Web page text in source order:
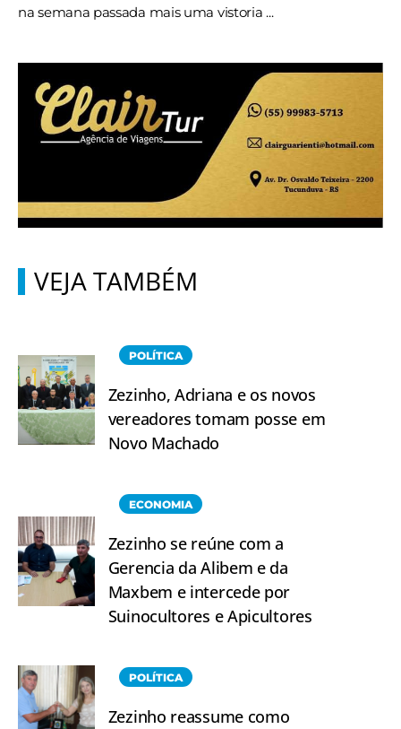
na semana passada mais uma vistoria ...
VEJA TAMBÉM
POLÍTICA
Zezinho, Adriana e os novos
vereadores tomam posse em
Novo Machado
ECONOMIA
Zezinho se reúne com a
Gerencia da Alibem e da
Maxbem e intercede por
Suinocultores e Apicultores
POLÍTICA
Zezinho reassume como